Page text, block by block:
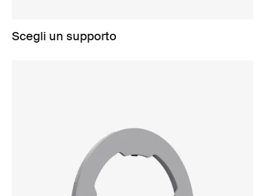
Scegli un supporto